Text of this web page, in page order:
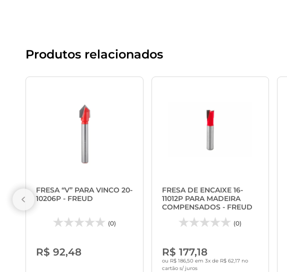
Produtos relacionados
FRESA “V” PARA VINCO 20-
10206P - FREUD
(0)
R$ 92,48
FRESA DE ENCAIXE 16-
11012P PARA MADEIRA
COMPENSADOS - FREUD
(0)
R$ 177,18
ou R$ 186,50 em 3x de R$ 62,17 no
cartão s/ juros